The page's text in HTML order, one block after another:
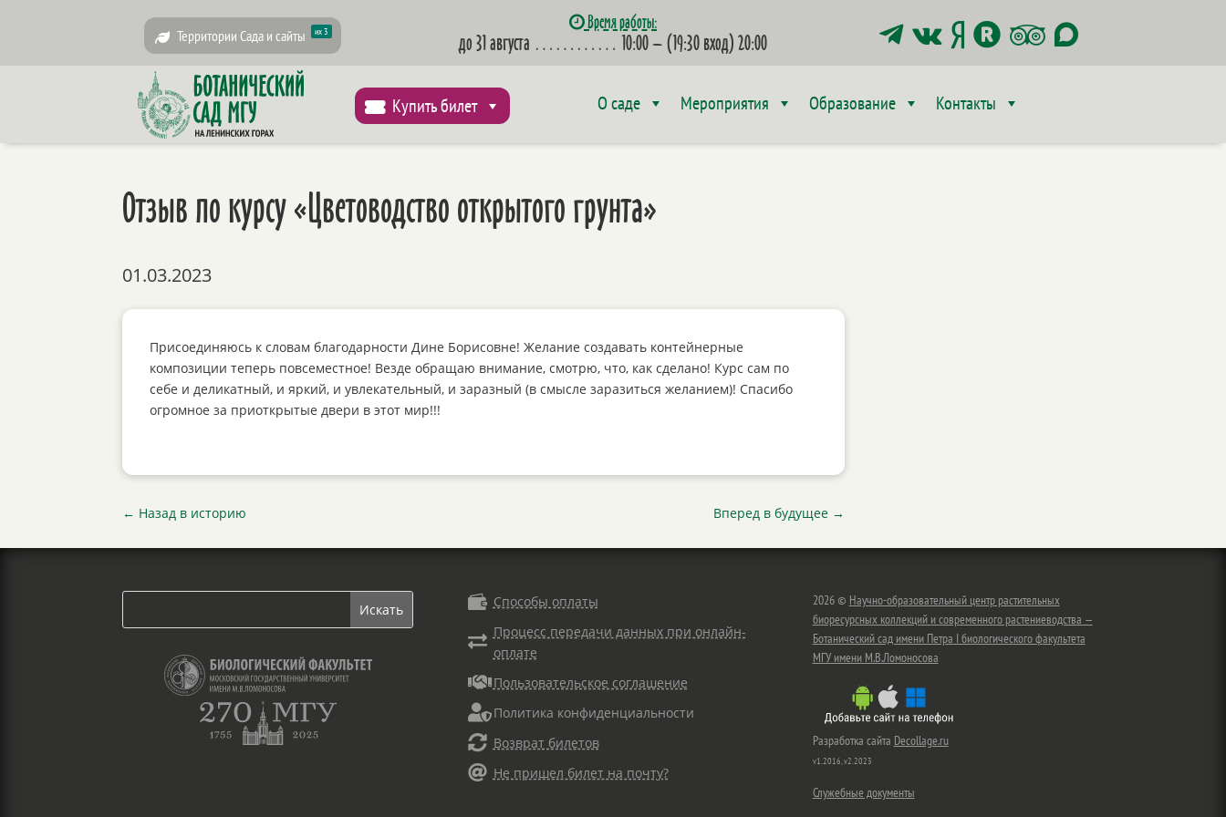
Территории Сада и сайты их 3 Время работы:
до 31 августа ………… 10:00 – (19:30 вход) 20:00      
Купить билет О саде Мероприятия Образование Контакты
Отзыв по курсу «Цветоводство открытого грунта»
01.03.2023
Присоединяюсь к словам благодарности Дине Борисовне! Желание создавать контейнерные
композиции теперь повсеместное! Везде обращаю внимание, смотрю, что, как сделано! Курс сам по
себе и деликатный, и яркий, и увлекательный, и заразный (в смысле заразиться желанием)! Спасибо
огромное за приоткрытые двери в этот мир!!!
← Назад в историю Вперед в будущее →
 Способы оплаты

Процесс передачи данных при онлайн-
оплате
Пользовательское соглашение
Политика конфиденциальности
 Возврат билетов
 Не пришел билет на почту?
2026 © Научно-образовательный центр растительных
биоресурсных коллекций и современного растениеводства —
Ботанический сад имени Петра I биологического факультета
МГУ имени М.В.Ломоносова
Разработка сайта Decollage.ru
v1.2016, v2.2023
Служебные документы